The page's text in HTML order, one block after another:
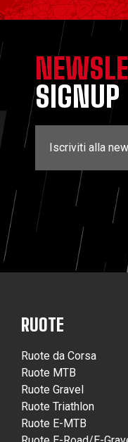
SIGNUP
Iscriviti alla
RUOTE
Ruote da Corsa
Ruote MTB
Ruote Gravel
Ruote Triathlon
Ruote E-MTB